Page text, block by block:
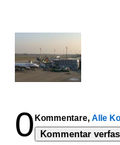
0 Kommentare, Alle
Kommentar